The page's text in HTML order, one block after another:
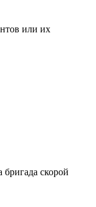
или их
скорой